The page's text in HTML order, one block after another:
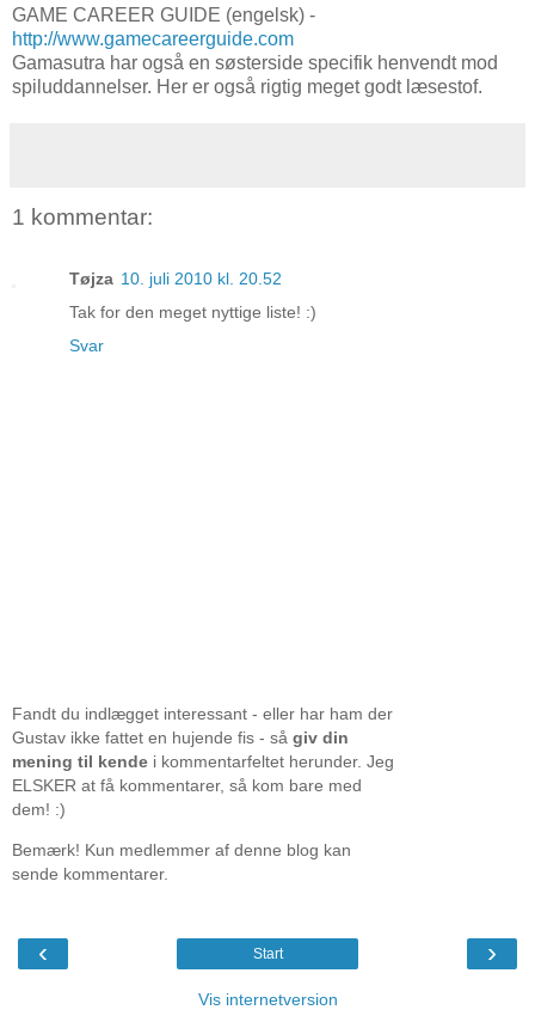
GAME CAREER GUIDE (engelsk) -
http://www.gamecareerguide.com
Gamasutra har også en søsterside specifik henvendt mod
spiluddannelser. Her er også rigtig meget godt læsestof.
1 kommentar:
Tøjza 10. juli 2010 kl. 20.52
Tak for den meget nyttige liste! :)
Svar
Fandt du indlægget interessant - eller har ham der
Gustav ikke fattet en hujende fis - så giv din
mening til kende i kommentarfeltet herunder. Jeg
ELSKER at få kommentarer, så kom bare med
dem! :)
Bemærk! Kun medlemmer af denne blog kan
sende kommentarer.
‹ ›
Start
Vis internetversion